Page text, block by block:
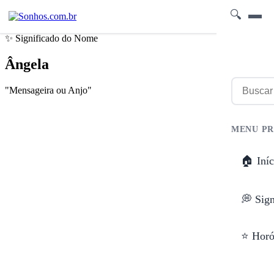
🔍
MENU
🏠
💭
⭐
✨ Significado do Nome
Ângela
"Mensageira ou Anjo"